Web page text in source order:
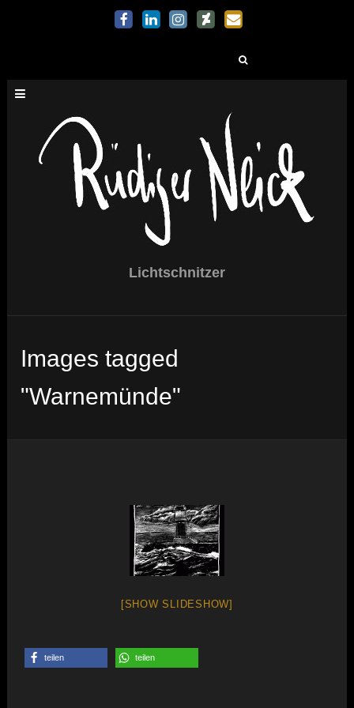
Lichtschnitzer
Images tagged
"Warnemünde"
[SHOW SLIDESHOW]
teilen teilen